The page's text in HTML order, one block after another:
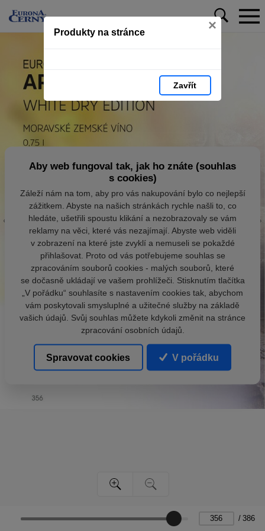
Produkty na stránce ×
Zavřít
/ 386
Aby web fungoval tak, jak ho znáte (souhlas
s cookies)
Záleží nám na tom, aby pro vás nakupování bylo co nejlepší
zážitkem. Abyste na našich stránkách rychle našli to, co
hledáte, ušetřili spoustu klikání a nezobrazovaly se vám
reklamy na věci, které vás nezajímají. Abyste web viděli
v zobrazení na které jste zvyklí a nemuseli se pokaždé
přihlašovat. Proto od vás potřebujeme souhlas se
zpracováním souborů cookies - malých souborů, které
se dočasně ukládají ve vašem prohlížeči. Stisknutím tlačítka
„V pořádku“ souhlasíte s nastavením cookies tak, abychom
vám poskytovali smysluplné a užitečné služby na základě
vašich údajů. Svůj souhlas můžete kdykoli změnit na stránce
zpracování osobních údajů.
Spravovat cookies V pořádku